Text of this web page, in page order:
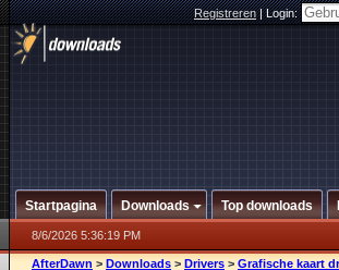
Registreren|Login:
Startpagina Downloads Top downloads
8/6/2026 5:36:19 PM
AfterDawn > Downloads > Drivers > Grafische kaart